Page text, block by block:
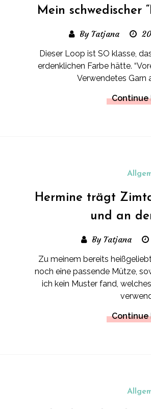
Mein schwedischer
By Tatjana
Dieser Loop ist SO klasse,
erdenklichen Farbe hätte.
Verwendetes Garn
Continue
Hermine trägt
und an
By Tatjana
Zu meinem bereits
noch eine passende Mütze,
ich kein Muster fand,
Continue